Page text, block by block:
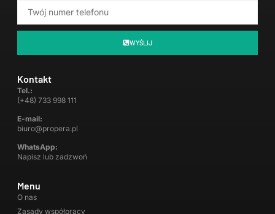
Kontakt
Tel.:
(+48) 733 998 111
E-mail:
biuro@propera.pl
WhatsApp:
Napisz lub zadzwoń
Menu
O nas
Zasady współpracy
WYŚLIJ